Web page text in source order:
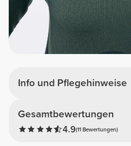
Info und Pflegehinweise
Gesamtbewertungen
4.9(11 Bewertungen)